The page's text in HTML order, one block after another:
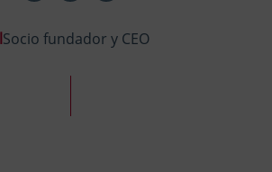
Socio fundador y CEO